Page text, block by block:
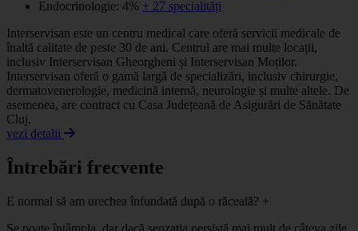
Endocrinologie: 4% + 27 specialități
Interservisan este un centru medical care oferă servicii medicale de
înaltă calitate de peste 30 de ani. Centrul are mai multe locații,
inclusiv Interservisan Gheorgheni și Interservisan Moților.
Interservisan oferă o gamă largă de specializări, inclusiv chirurgie,
dermatovenerologie, medicină internă, neurologie și multe altele. De
asemenea, are contract cu Casa Județeană de Asigurări de Sănătate
Cluj.
vezi detalii
Întrebări frecvente
E normal să am urechea înfundată după o răceală? +
Se poate întâmpla, dar dacă senzația persistă mai mult de câteva zile